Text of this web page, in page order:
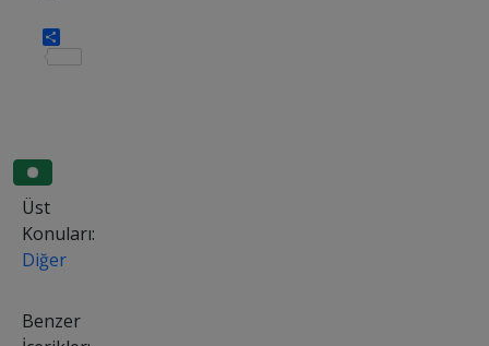
Üst
Konuları:
Diğer
Benzer